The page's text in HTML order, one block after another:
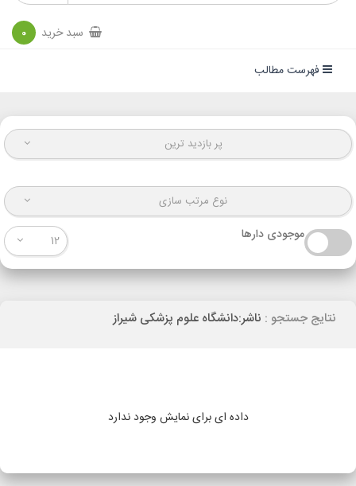
سبد خرید 0
فهرست مطالب
پر بازدید ترین
نوع مرتب سازی
موجودی دارها 12
نتایج جستجو : ناشر:دانشگاه علوم پزشکی شیراز
داده ای برای نمایش وجود ندارد